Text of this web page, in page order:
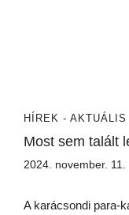
HÍREK - AKTUÁLIS
Most sem talált
2024. november. 11.
A karácsondi para-